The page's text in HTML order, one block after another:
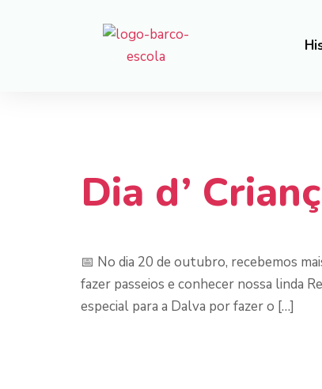
Dia d’
📅 No dia 20 de outubro, recebemos
fazer passeios e conhecer nossa linda
especial para a Dalva por fazer o […]